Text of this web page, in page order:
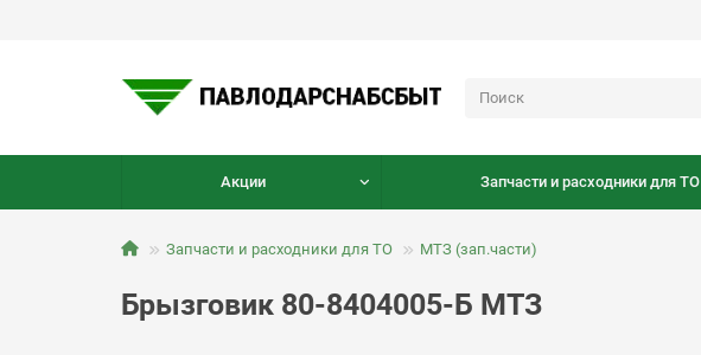
Акции Запчасти и расходники для ТО
Запчасти и расходники для ТО МТЗ (зап.части)
Брызговик 80-8404005-Б МТЗ